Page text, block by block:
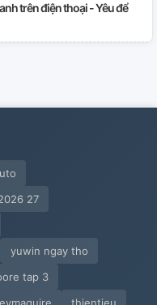
trên điện thoại - Yêu để
27
yuwin ngay tho
tap 3